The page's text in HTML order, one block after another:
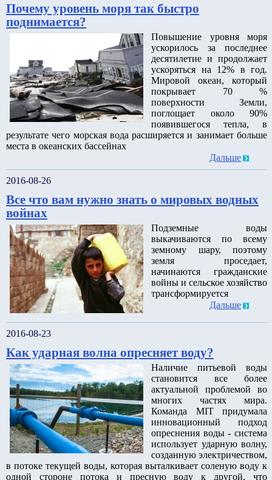
Почему уровень моря так быстро
поднимается?
Повышение уровня моря
ускорилось за последнее
десятилетие и продолжает
ускоряться на 12% в год.
Мировой океан, который
покрывает 70 %
поверхности Земли,
поглощает около 90%
появившегося тепла, в
результате чего морская вода расширяется и занимает больше
места в океанских бассейнах
Дальше
2016-08-26
Все что вам нужно знать о мировых водных
войнах
Подземные воды
выкачиваются по всему
земному шару, поэтому
земля проседает,
начинаются гражданские
войны и сельское хозяйство
трансформируется
Дальше
2016-08-23
Как ударная волна опресняет воду?
Наличие питьевой воды
становится все более
актуальной проблемой во
многих частях мира.
Команда MIT придумала
инновационный подход
опреснения воды - система
использует ударную волну,
созданную электричеством,
в потоке текущей воды, которая выталкивает соленую воду к
одной стороне потока и пресную воду к другой, что